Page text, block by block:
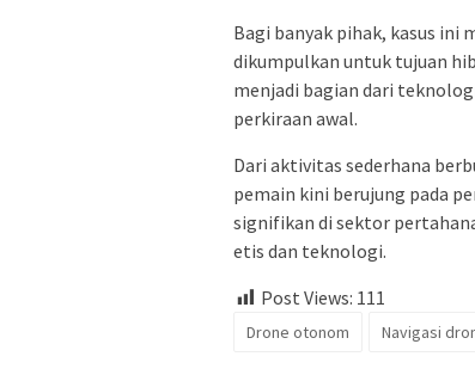
Bagi banyak pihak, kasus ini
dikumpulkan untuk tujuan
menjadi bagian dari
perkiraan awal.
Dari aktivitas sederhana
pemain kini berujung pada
signifikan di sektor
etis dan teknologi.
Post Views: 111
Drone otonom Navigasi